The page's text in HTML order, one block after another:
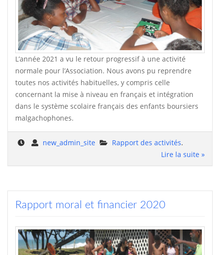
L’année 2021 a vu le retour progressif à une activité
normale pour l’Association. Nous avons pu reprendre
toutes nos activités habituelles, y compris celle
concernant la mise à niveau en français et intégration
dans le système scolaire français des enfants boursiers
malgachophones.
new_admin_site Rapport des activités.
Lire la suite »
Rapport moral et financier 2020